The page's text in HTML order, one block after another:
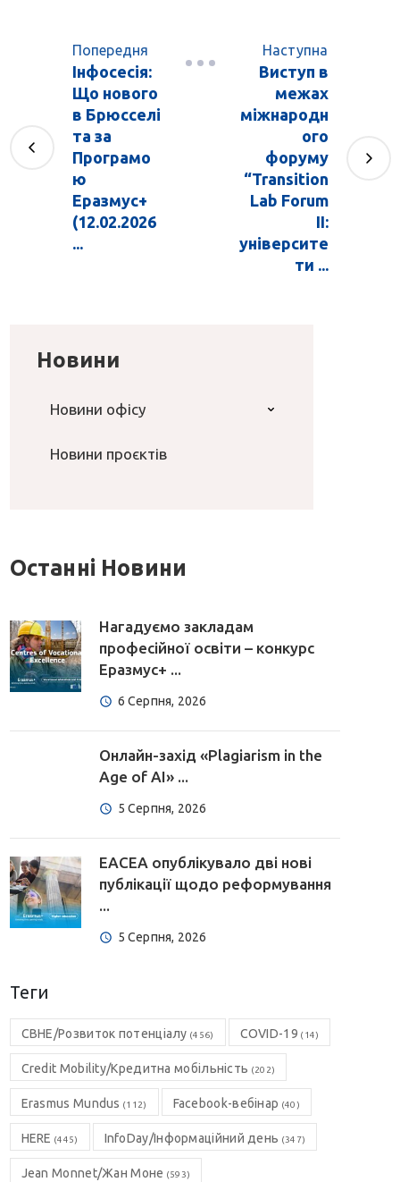
Попередня
Інфосесія:
Що нового
в Брюсселі
та за
Програмо
ю
Еразмус+
(12.02.2026
...
Наступна
Виступ в
межах
міжнародн
ого
форуму
“Transition
Lab Forum
II:
університе
ти ...
Новини
Новини офісу
Новини проєктів
Останні Новини
Нагадуємо закладам
професійної освіти – конкурс
Еразмус+ ...
6 Серпня, 2026
Онлайн-захід «Plagiarism in the
Age of AI» ...
5 Серпня, 2026
EACEA опублікувало дві нові
публікації щодо реформування
...
5 Серпня, 2026
Теги
CBHE/Розвиток потенціалу (456) COVID-19 (14)
Credit Mobility/Кредитна мобільність (202)
Erasmus Mundus (112) Facebook-вебінар (40)
HERE (445) InfoDay/Інформаційний день (347)
Jean Monnet/Жан Моне (593)